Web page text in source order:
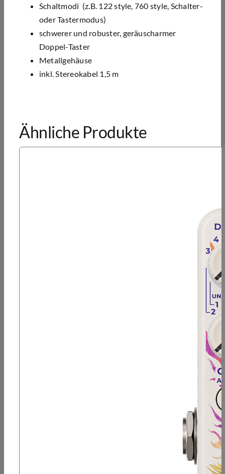
Schaltmodi (z.B. 122 style, 760 style, Schalter-
oder Tastermodus)
schwerer und robuster, geräuscharmer
Doppel-Taster
Metallgehäuse
inkl. Stereokabel 1,5 m
Ähnliche Produkte